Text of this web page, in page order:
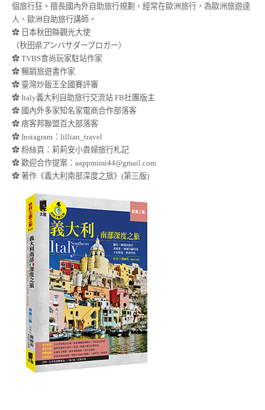
個旅行狂。擅長國內外自助旅行規劃，經常在歐洲旅行，為歐洲旅遊達
人、歐洲自助旅行講師。
✿ 日本秋田縣觀光大使
（秋田県アンバサダーブロガー）
✿ TVBS食尚玩家駐站作家
✿ 暢銷旅遊書作家
✿ 臺灣炒飯王全國賽評審
✿ Italy義大利自助旅行交流站 FB社團版主
✿ 國內外多家知名家電商合作部落客
✿ 痞客邦聯盟百大部落客
✿ Instagram：lillian_travel
✿ 粉絲頁：莉莉安小貴婦旅行札記
✿ 歡迎合作提案： aappmimi44@gmail.com
✿ 著作《義大利南部深度之旅》(第三版)